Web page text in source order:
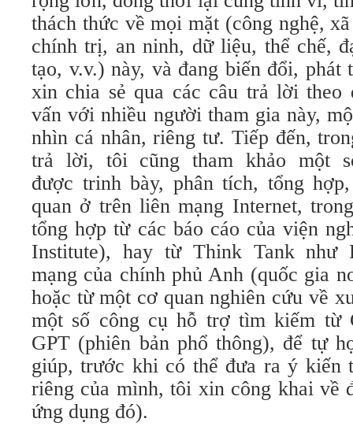
thách thức về mọi mặt (công nghệ,
chính trị, an ninh, dữ liệu, thể chế,
tạo, v.v.) này, và đang biến đổi, phát
xin chia sẻ qua các câu trả lời theo
vấn với nhiều người tham gia này,
nhìn cá nhân, riêng tư. Tiếp đến,
trả lời, tôi cũng tham khảo một
được trinh bày, phân tích, tổng
quan ở trên liên mạng Internet,
tổng hợp từ các báo cáo của viện
Institute), hay từ Think Tank như
mạng của chính phủ Anh (quốc gia
hoặc từ một cơ quan nghiên cứu về
một số công cụ hỗ trợ tìm kiếm từ
GPT (phiên bản phổ thông), để tự
giúp, trước khi có thể đưa ra ý kiến
riêng của mình, tôi xin công khai về
ứng dụng đó).